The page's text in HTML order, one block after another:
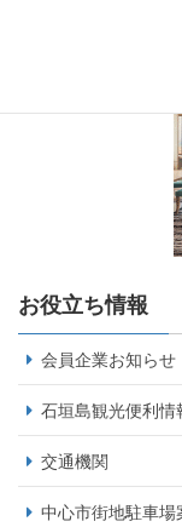
お役立ち情報
会員企業お知らせ
石垣島観光便利情
交通機関
中心市街地駐車場